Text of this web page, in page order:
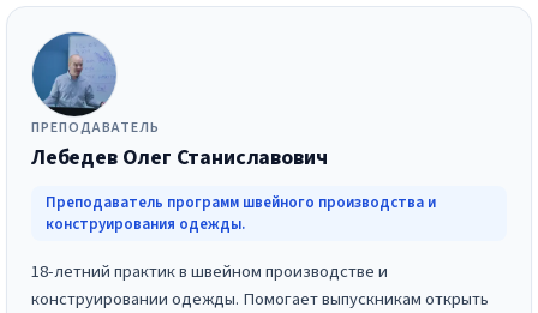
ПРЕПОДАВАТЕЛЬ
Лебедев Олег Станиславович
Преподаватель программ швейного производства и
конструирования одежды.
18-летний практик в швейном производстве и
конструировании одежды. Помогает выпускникам открыть